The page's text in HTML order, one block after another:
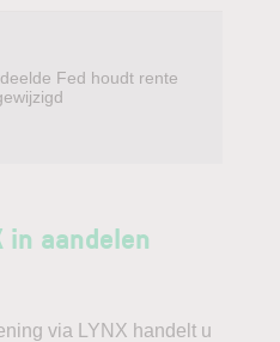
Fed houdt rente
in aandelen
via LYNX handelt u